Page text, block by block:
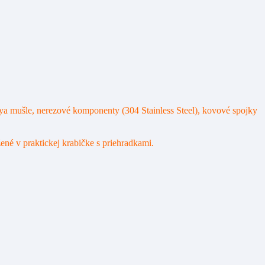
mušle, nerezové komponenty (304 Stainless Steel), kovové spojky
v praktickej krabičke s priehradkami.